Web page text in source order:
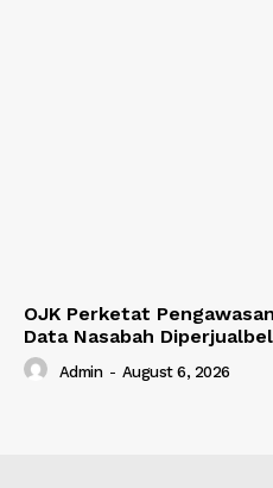
OJK Perketat
Data Nasabah
Admin - August 6, 2026